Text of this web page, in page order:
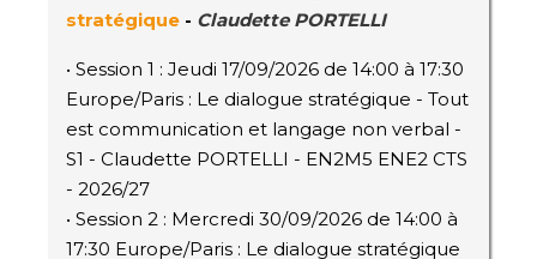
stratégique - Claudette PORTELLI
• Session 1 : Jeudi 17/09/2026 de 14:00 à 17:30
Europe/Paris : Le dialogue stratégique - Tout
est communication et langage non verbal -
S1 - Claudette PORTELLI - EN2M5 ENE2 CTS
- 2026/27
• Session 2 : Mercredi 30/09/2026 de 14:00 à
17:30 Europe/Paris : Le dialogue stratégique